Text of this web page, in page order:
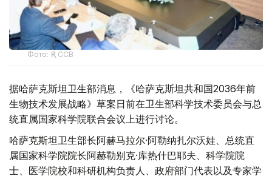
Фото: ҚР ССВ
据哈萨克斯坦卫生部消息，《哈萨克斯坦共和国2036年前
生物技术发展战略》草案日前在卫生部科学技术委员会与总
统直属国家科学院联合会议上进行讨论。
哈萨克斯坦卫生部长阿赫马拉尔·阿勒纳扎尔沃娃、总统直
属国家科学院院长阿赫勒别克·库热什巴耶夫、科学院院
士、医学院校和科研机构负责人、政府部门代表以及专家学